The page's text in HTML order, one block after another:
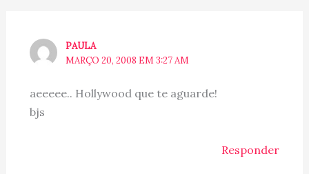
PAULA
MARÇO 20, 2008 EM 3:27 AM
aeeeee.. Hollywood que te aguarde!
bjs
Responder